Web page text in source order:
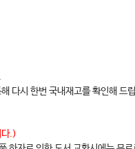
다시 한번 국내재고를 확인해 드
다.)